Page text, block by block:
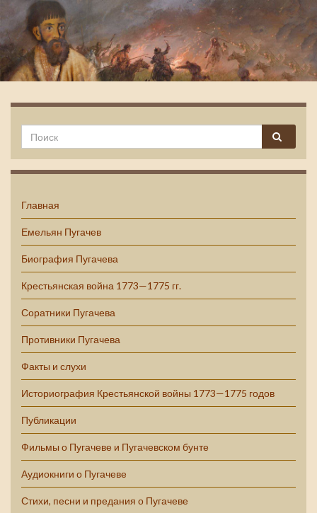
Емельян Пугачев
Главная
Емельян Пугачев
Биография Пугачева
Крестьянская война 1773—1775 гг.
Соратники Пугачева
Противники Пугачева
Факты и слухи
Историография Крестьянской войны 1773—1775 годов
Публикации
Фильмы о Пугачеве и Пугачевском бунте
Аудиокниги о Пугачеве
Стихи, песни и предания о Пугачеве